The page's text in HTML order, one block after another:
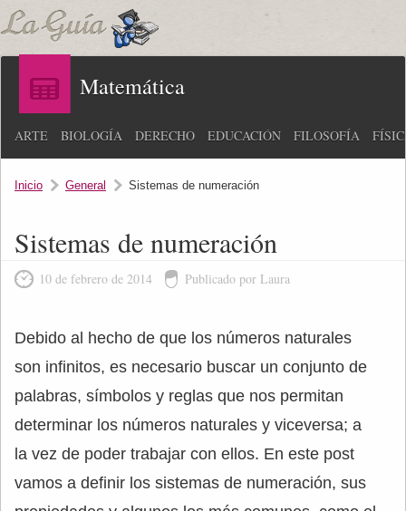
Matemática
ARTE BIOLOGÍA DERECHO EDUCACIÓN FILOSOFÍA
Inicio General Sistemas de numeración
Sistemas de numeración
10 de febrero de 2014 Publicado por Laura
Debido al hecho de que los números naturales
son infinitos, es necesario buscar un conjunto de
palabras, símbolos y reglas que nos permitan
determinar los números naturales y viceversa; a
la vez de poder trabajar con ellos. En este post
vamos a definir los sistemas de numeración, sus